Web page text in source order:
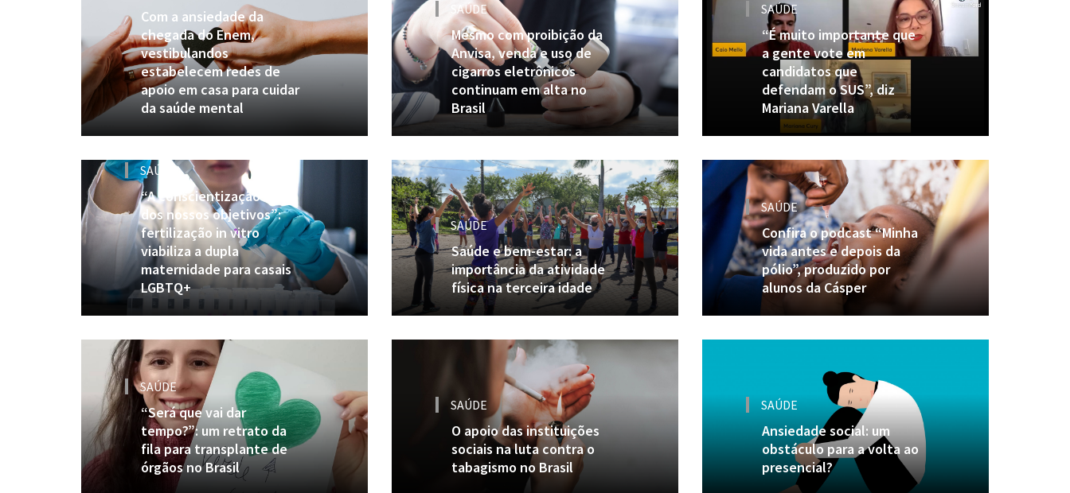
Com a ansiedade da
chegada do Enem,
vestibulandos
estabelecem redes de
apoio em casa para cuidar
da saúde mental
SAÚDE
Mesmo com proibição da
Anvisa, venda e uso de
cigarros eletrônicos
continuam em alta no
Brasil
SAÚDE
“É muito importante que
a gente vote em
candidatos que
defendam o SUS”, diz
Mariana Varella
SAÚDE
“A conscientização é um
dos nossos objetivos”:
fertilização in vitro
viabiliza a dupla
maternidade para casais
LGBTQ+
SAÚDE
Saúde e bem-estar: a
importância da atividade
física na terceira idade
SAÚDE
Confira o podcast “Minha
vida antes e depois da
pólio”, produzido por
alunos da Cásper
SAÚDE
“Será que vai dar
tempo?”: um retrato da
fila para transplante de
órgãos no Brasil
SAÚDE
O apoio das instituições
sociais na luta contra o
tabagismo no Brasil
SAÚDE
Ansiedade social: um
obstáculo para a volta ao
presencial?